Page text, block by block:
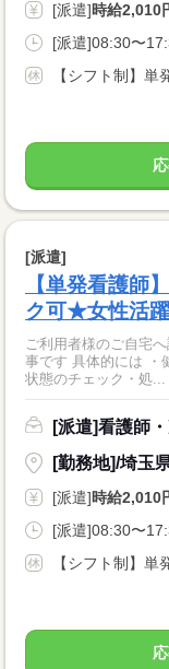
[派遣]時給2,010
[派遣]08:30〜
[派遣]
【単発看護
ク可★女性活
ご利用者様のご自宅
事です 具体的には ・
状態のチェック・処...
[派遣]看護師
[勤務地]/埼玉
[派遣]時給2,010
[派遣]08:30〜